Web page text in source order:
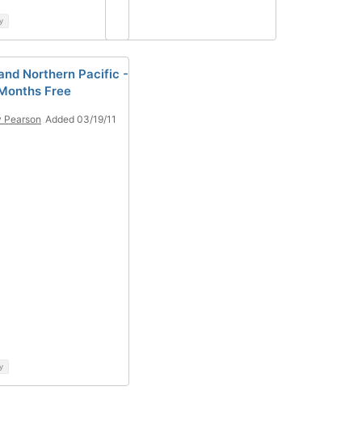
Northern Pacific -
Free
Pearson Added 03/19/11